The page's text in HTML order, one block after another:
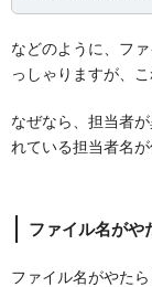
などのように、フ
っしゃりますが、こ
なぜなら、担当者
れている担当者名
ファイル名がや
ファイル名がやた